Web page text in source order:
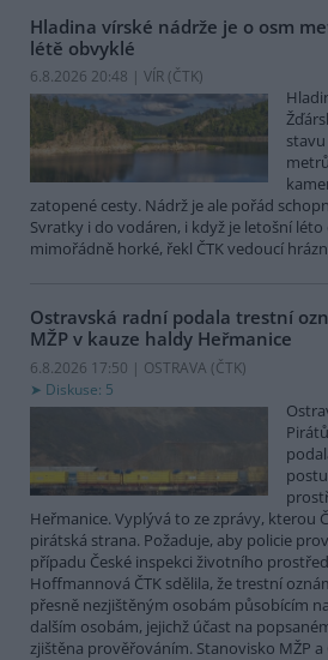
Hladina vírské nádrže je o osm
létě obvyklé
6.8.2026 20:48 | VÍR (ČTK)
zatopené cesty. Nádrž je ale pořád
Svratky i do vodáren, i když je letošní
mimořádně horké, řekl ČTK vedoucí
Ostravská radní podala trestní
MŽP v kauze haldy Heřmanice
6.8.2026 17:50 | OSTRAVA (ČTK)
Diskuse: 5
Heřmanice. Vyplývá to ze zprávy, kterou
pirátská strana. Požaduje, aby policie
případu České inspekci životního
Hoffmannová ČTK sdělila, že trestní
přesně nezjištěným osobám působícím
dalším osobám, jejichž účast na
zjištěna prověřováním. Stanovisko MŽP a